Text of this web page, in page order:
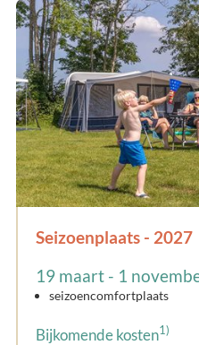
Seizoenplaats - 2027
19 maart - 1
seizoencomfortplaats
Bijkomende kosten1)